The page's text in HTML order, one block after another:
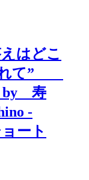
はどこ
れて”
by 寿
-
ート